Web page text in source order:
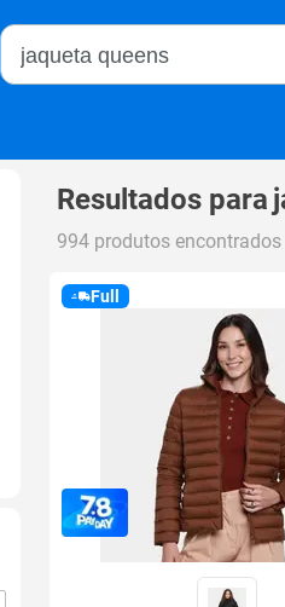
Buscar no Magalu
Resultados para
994 produtos encontrados
Full